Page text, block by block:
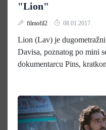
"Lion"
filmofil2 08.01.2017.
Lion (Lav) je
Davisa, poznatog po mini
dokumentarcu Pins,